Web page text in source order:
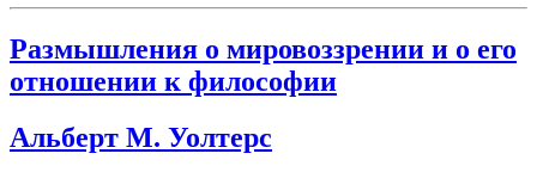
Размышления о мировоззрении и о его
отношении к философии
Альберт М. Уолтерс